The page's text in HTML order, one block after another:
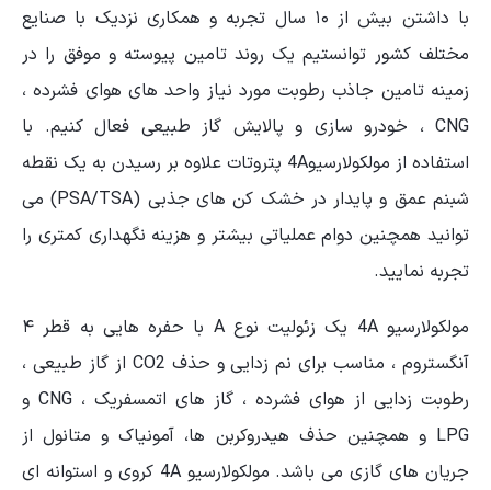
با داشتن بیش از ۱۰ سال تجربه و همکاری نزدیک با صنایع
مختلف کشور توانستیم یک روند تامین پیوسته و موفق را در
زمینه تامین جاذب رطوبت مورد نیاز واحد های هوای فشرده ،
CNG ، خودرو سازی و پالایش گاز طبیعی فعال کنیم. با
استفاده از مولکولارسیو4A پتروتات علاوه بر رسیدن به یک نقطه
شبنم عمق و پایدار در خشک کن های جذبی (PSA/TSA) می
توانید همچنین دوام عملیاتی بیشتر و هزینه نگهداری کمتری را
تجربه نمایید.
مولکولارسیو 4A یک زئولیت نوع A با حفره هایی به قطر ۴
آنگستروم ، مناسب برای نم زدایی و حذف CO2 از گاز طبیعی ،
رطوبت زدایی از هوای فشرده ، گاز های اتمسفریک ، CNG و
LPG و همچنین حذف هیدروکربن ها، آمونیاک و متانول از
جریان های گازی می باشد. مولکولارسیو 4A کروی و استوانه ای